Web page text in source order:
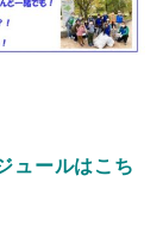
ュールはこち